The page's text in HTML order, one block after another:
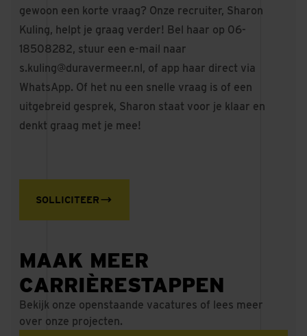
gewoon een korte vraag? Onze recruiter, Sharon
Kuling, helpt je graag verder! Bel haar op 06-
18508282, stuur een e-mail naar
s.kuling@duravermeer.nl, of app haar direct via
WhatsApp. Of het nu een snelle vraag is of een
uitgebreid gesprek, Sharon staat voor je klaar en
denkt graag met je mee!
SOLLICITEER
MAAK MEER
CARRIÈRESTAPPEN
Bekijk onze openstaande vacatures of lees meer
over onze projecten.